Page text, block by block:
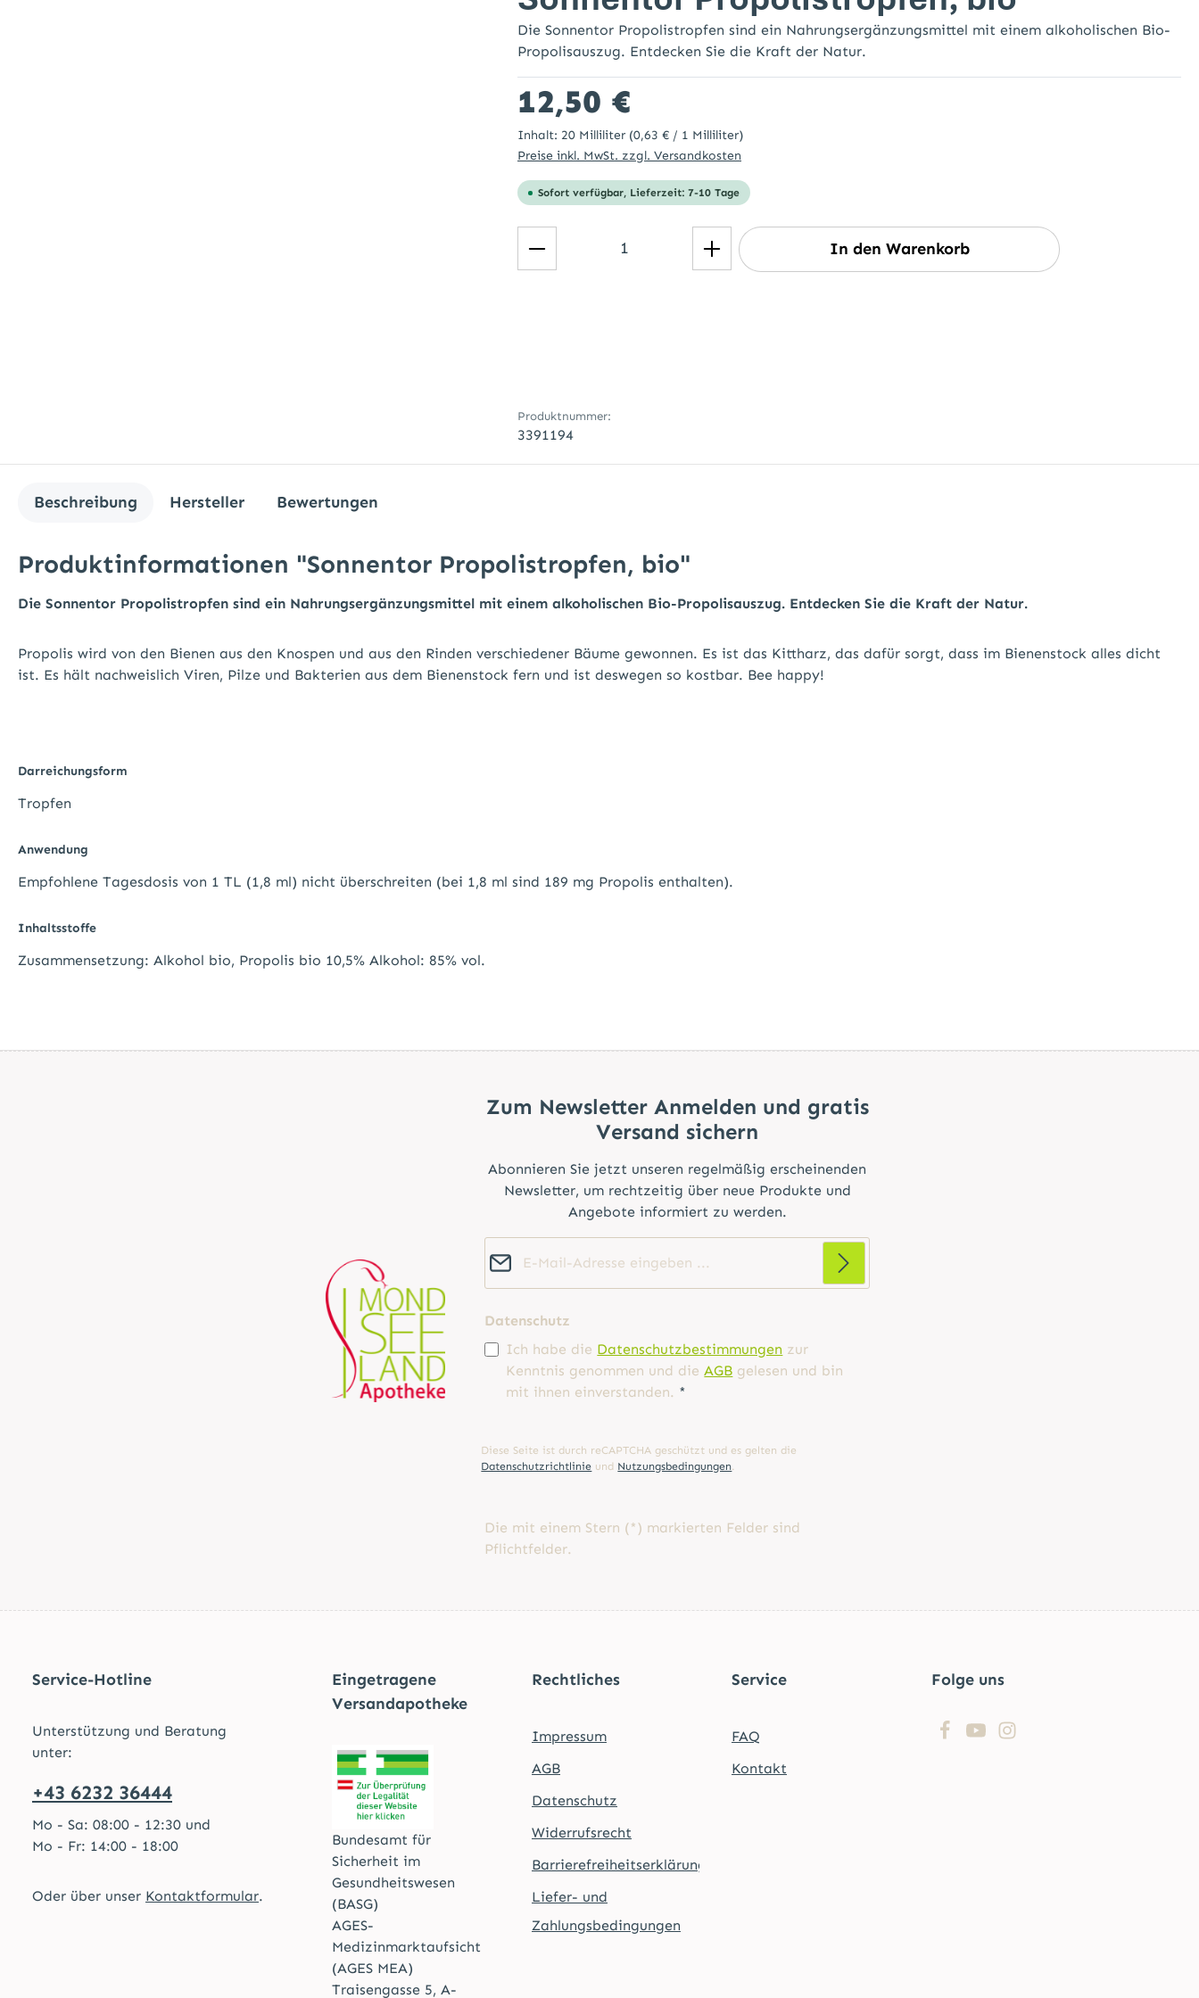
Die Sonnentor Propolistropfen sind ein Nahrungsergänzungsmittel mit einem alkoholischen Bio-
Propolisauszug. Entdecken Sie die Kraft der Natur.
Regulärer Preis:
12,50 €
Inhalt: 20 Milliliter (0,63 € / 1 Milliliter)
Preise inkl. MwSt. zzgl. Versandkosten
Sofort verfügbar, Lieferzeit: 7-10 Tage
Produkt Anzahl: Gib den gewünschten Wert ein oder benutze die
In den Warenkorb
Produktnummer:
3391194
Beschreibung Hersteller Bewertungen
Produktinformationen "Sonnentor Propolistropfen, bio"
Die Sonnentor Propolistropfen sind ein Nahrungsergänzungsmittel mit einem alkoholischen Bio-Propolisauszug. Entdecken Sie die Kraft der Natur.
Propolis wird von den Bienen aus den Knospen und aus den Rinden verschiedener Bäume gewonnen. Es ist das Kittharz, das dafür sorgt, dass im Bienenstock alles dicht
ist. Es hält nachweislich Viren, Pilze und Bakterien aus dem Bienenstock fern und ist deswegen so kostbar. Bee happy!
Darreichungsform
Tropfen
Anwendung
Empfohlene Tagesdosis von 1 TL (1,8 ml) nicht überschreiten (bei 1,8 ml sind 189 mg Propolis enthalten).
Inhaltsstoffe
Zusammensetzung: Alkohol bio, Propolis bio 10,5% Alkohol: 85% vol.
Zum Newsletter Anmelden und gratis
Versand sichern
Abonnieren Sie jetzt unseren regelmäßig erscheinenden
Newsletter, um rechtzeitig über neue Produkte und
Angebote informiert zu werden.
Datenschutz
Ich habe die Datenschutzbestimmungen zur
Kenntnis genommen und dieAGB gelesen und bin
mit ihnen einverstanden. *
Diese Seite ist durch reCAPTCHA geschützt und es gelten die
Datenschutzrichtlinie und Nutzungsbedingungen.
Die mit einem Stern (*) markierten Felder sind
Pflichtfelder.
Service-Hotline
Unterstützung und Beratung
unter:
+43 6232 36444
Mo - Sa: 08:00 - 12:30 und
Mo - Fr: 14:00 - 18:00
Oder über unser Kontaktformular.
Eingetragene
Versandapotheke
Bundesamt für
Sicherheit im
Gesundheitswesen
(BASG)
AGES-
Medizinmarktaufsicht
(AGES MEA)
Traisengasse 5, A-
Rechtliches
Impressum
AGB
Datenschutz
Widerrufsrecht
Barrierefreiheitserklärung
Liefer- und
Zahlungsbedingungen
Service
FAQ
Kontakt
Folge uns